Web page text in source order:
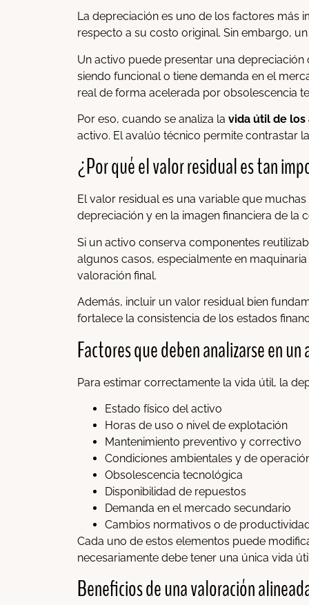
La depreciación es uno de los factores
respecto a su costo original. Sin embargo,
Un activo puede presentar una
siendo funcional o tiene demanda en el
real de forma acelerada por obsolescencia
Por eso, cuando se analiza la vida útil de los
activo. El avalúo técnico permite contrastar
¿Por qué el valor residual es tan
El valor residual es una variable que
depreciación y en la imagen financiera de la
Si un activo conserva componentes
algunos casos, especialmente en
valoración final.
Además, incluir un valor residual bien
fortalece la consistencia de los estados
Factores que deben analizarse en
Para estimar correctamente la vida útil, la
Estado físico del activo
Horas de uso o nivel de explotación
Mantenimiento preventivo y correctivo
Condiciones ambientales y de
Obsolescencia tecnológica
Disponibilidad de repuestos
Demanda en el mercado secundario
Cambios normativos o de
Cada uno de estos elementos puede
necesariamente debe tener una única vida
Beneficios de una valoración